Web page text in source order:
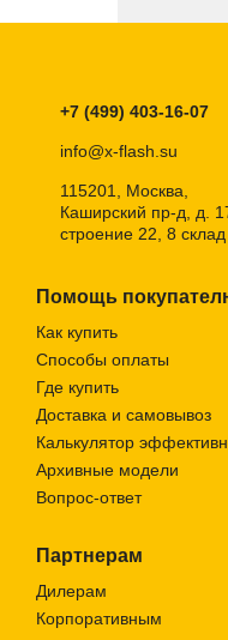
XF-E14-C37-9W-
+7 (499) 403-16-07
info@x-flash.su
115201, Москва,
Каширский пр-д, д.
строение 22, 8 склад
Помощь
Как купить
Способы оплаты
Где купить
Доставка и самовывоз
Калькулятор
Архивные модели
Вопрос-ответ
Партнерам
Дилерам
Корпоративным